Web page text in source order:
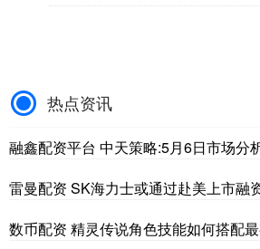
热点资讯
融鑫配资平台 中天策略:5月6日市场分
雷曼配资 SK海力士或通过赴美上市融
数币配资 精灵传说角色技能如何搭配